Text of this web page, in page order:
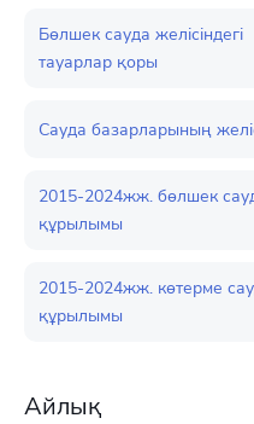
Бөлшек сауда желісіндегі
тауарлар қоры
Сауда базарларының
2015-2024жж. бөлшек
құрылымы
2015-2024жж. көтерме
құрылымы
Айлық